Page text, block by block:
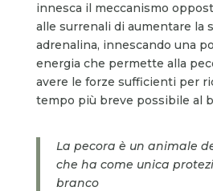
innesca il meccanismo
alle surrenali di aumentare la
adrenalina, innescando una
energia che permette alla
avere le forze sufficienti per
tempo più breve possibile al
La pecora è un animale
che ha come unica
branco